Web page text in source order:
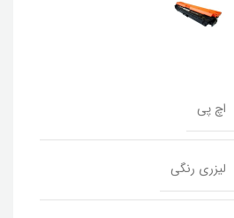
اچ پی
لیزری رنگی